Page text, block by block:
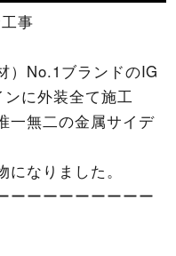
事
）No.1ブランドのIG
に外装全て施工
一無二の金属サイデ
なりました。
ーーーーーーーーー